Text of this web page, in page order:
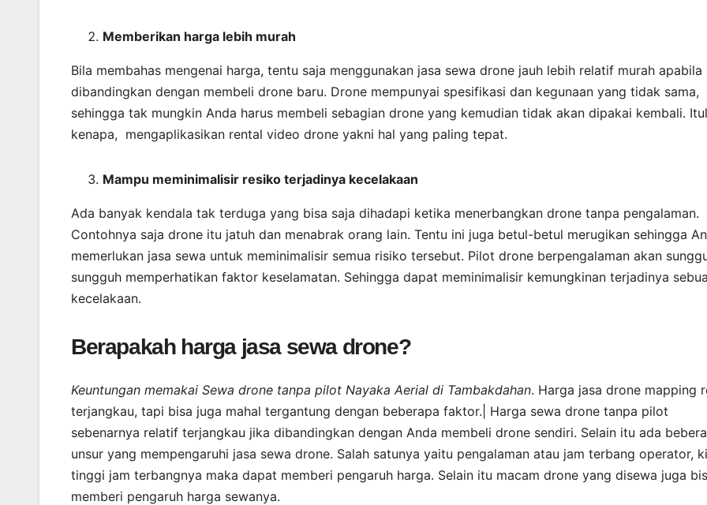
Memberikan harga lebih murah
Bila membahas mengenai harga, tentu saja menggunakan jasa sewa drone jauh lebih relatif murah apabila
dibandingkan dengan membeli drone baru. Drone mempunyai spesifikasi dan kegunaan yang tidak sama,
sehingga tak mungkin Anda harus membeli sebagian drone yang kemudian tidak akan dipakai kembali.
kenapa, mengaplikasikan rental video drone yakni hal yang paling tepat.
Mampu meminimalisir resiko terjadinya kecelakaan
Ada banyak kendala tak terduga yang bisa saja dihadapi ketika menerbangkan drone tanpa pengalaman.
Contohnya saja drone itu jatuh dan menabrak orang lain. Tentu ini juga betul-betul merugikan sehingga
memerlukan jasa sewa untuk meminimalisir semua risiko tersebut. Pilot drone berpengalaman akan
sungguh memperhatikan faktor keselamatan. Sehingga dapat meminimalisir kemungkinan terjadinya
kecelakaan.
Berapakah harga jasa sewa drone?
Keuntungan memakai Sewa drone tanpa pilot Nayaka Aerial di Tambakdahan. Harga jasa drone mapping
terjangkau, tapi bisa juga mahal tergantung dengan beberapa faktor.| Harga sewa drone tanpa pilot
sebenarnya relatif terjangkau jika dibandingkan dengan Anda membeli drone sendiri. Selain itu ada
unsur yang mempengaruhi jasa sewa drone. Salah satunya yaitu pengalaman atau jam terbang operator,
tinggi jam terbangnya maka dapat memberi pengaruh harga. Selain itu macam drone yang disewa juga
memberi pengaruh harga sewanya.